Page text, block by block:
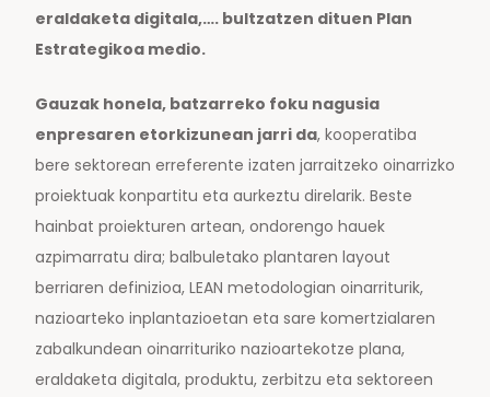
eraldaketa digitala,…. bultzatzen dituen Plan
Estrategikoa medio.
Gauzak honela, batzarreko foku nagusia
enpresaren etorkizunean jarri da, kooperatiba
bere sektorean erreferente izaten jarraitzeko oinarrizko
proiektuak konpartitu eta aurkeztu direlarik. Beste
hainbat proiekturen artean, ondorengo hauek
azpimarratu dira; balbuletako plantaren layout
berriaren definizioa, LEAN metodologian oinarriturik,
nazioarteko inplantazioetan eta sare komertzialaren
zabalkundean oinarrituriko nazioartekotze plana,
eraldaketa digitala, produktu, zerbitzu eta sektoreen